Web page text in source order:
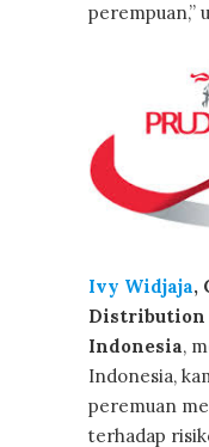
perempuan,”
Ivy Widjaja,
Distribution
Indonesia,
Indonesia,
peremuan
terhadap